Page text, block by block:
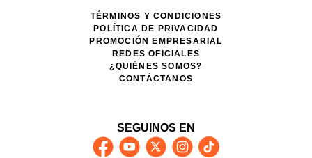
TÉRMINOS Y CONDICIONES
POLÍTICA DE PRIVACIDAD
PROMOCIÓN EMPRESARIAL
REDES OFICIALES
¿QUIÉNES SOMOS?
CONTÁCTANOS
SEGUINOS EN